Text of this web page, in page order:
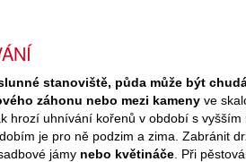
stanoviště, půda může být
záhonu nebo mezi kameny ve
hrozí uhnívání kořenů v období s
je pro ně podzim a zima. Zabránit
jámy nebo květináče . Při